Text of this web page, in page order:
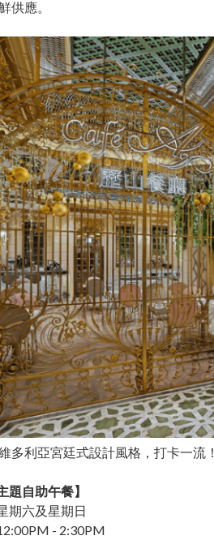
供應。
多利亞宮廷式設計風格，打卡一流！
題自助午餐】
期六及星期日
- 2:30PM